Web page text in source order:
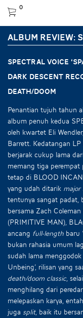
0
ALBUM REVIEW:
SPECTRAL VOICE
Dark Descent
Death/doom
Penantian tujuh tahun
album penuh kedua
oleh kwartet Eli
Barrett. Kedatangan
berjarak cukup lama
memang tiga perempat
tetap di BLOOD
yang udah ditarik major
tentunya sangat padat,
bersama Zach
(PRIMITIVE MAN),
ancang full-length baru
bukan rahasia umum
sudah lama
Unbeing’, rilisan yang
death/doom classic,
menghilang dari
melepaskan karya,
juga split, baik itu